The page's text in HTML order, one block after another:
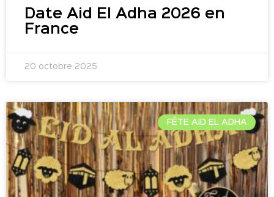
Date Aid El Adha 2026 en
France
20 octobre 2025
FÊTE AID EL ADHA